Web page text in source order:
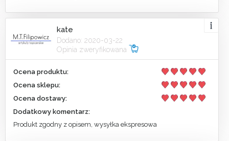
kate
Dodano: 2020-03-22
Opinia zweryfikowana
Ocena produktu:
Ocena sklepu:
Ocena dostawy:
Dodatkowy komentarz:
Produkt zgodny z opisem, wysyłka ekspresowa